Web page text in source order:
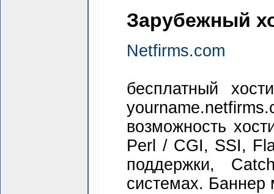
Зарубежный
Netfirms.com
бесплатный
возможность
Perl / CGI, SSI,
поддержки,
системах. Баннер